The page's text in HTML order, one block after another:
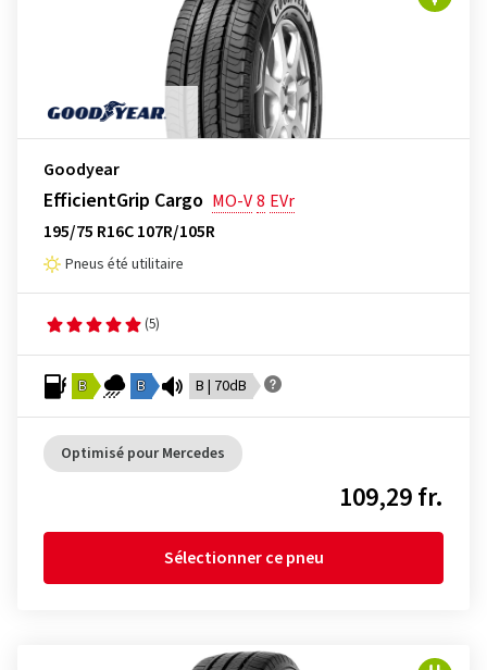
Goodyear
EfficientGrip Cargo MO-V8 EVr
195/75 R16C 107R/105R
Pneus été utilitaire
(5)
B B B | 70dB
Optimisé pour Mercedes
109,29 fr.
Sélectionner ce pneu